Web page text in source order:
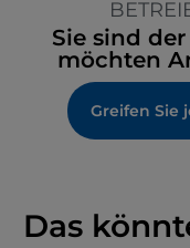
Sie sind
möchten
Das